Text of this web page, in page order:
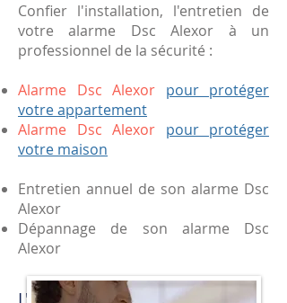
Confier l'installation, l'entretien de
votre alarme Dsc Alexor à un
professionnel de la sécurité :
Alarme Dsc Alexor pour protéger
votre appartement
Alarme Dsc Alexor pour protéger
votre maison
Entretien annuel de son alarme Dsc
Alexor
Dépannage de son alarme Dsc
Alexor